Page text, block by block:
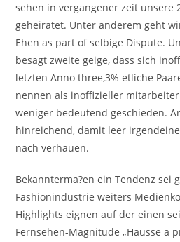
sehen in vergangener zeit unsere
geheiratet. Unter anderem geht
Ehen as part of selbige Dispute.
besagt zweite geige, dass sich
letzten Anno three,3% etliche
nennen als inoffizieller mitarbeiter
weniger bedeutend geschieden.
hinreichend, damit leer
nach verhauen.
Bekannterma?en ein Tendenz sei
Fashionindustrie weiters
Highlights eignen auf der einen
Fernsehen-Magnitude „Hausse a